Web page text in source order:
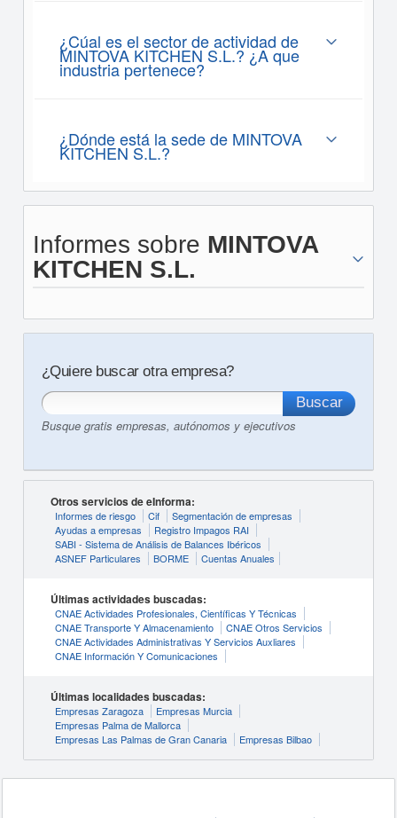
¿Cúal es el sector de actividad de
MINTOVA KITCHEN S.L.? ¿A que
industria pertenece?
¿Dónde está la sede de MINTOVA
KITCHEN S.L.?
Informes sobre MINTOVA
KITCHEN S.L.
¿Quiere buscar otra empresa?
Busque gratis empresas, autónomos y ejecutivos
Otros servicios de eInforma:
Informes de riesgo Cif
Segmentación de empresas
Ayudas a empresas
Registro Impagos RAI
SABI - Sistema de Análisis de Balances Ibéricos
ASNEF Particulares
BORME Cuentas Anuales
Últimas actividades buscadas:
CNAE Actividades Profesionales, Científicas Y Técnicas
CNAE Transporte Y Almacenamiento
CNAE Otros Servicios
CNAE Actividades Administrativas Y Servicios Auxliares
CNAE Información Y Comunicaciones
Últimas localidades buscadas:
Empresas Zaragoza
Empresas Murcia
Empresas Palma de Mallorca
Empresas Las Palmas de Gran Canaria
Empresas Bilbao